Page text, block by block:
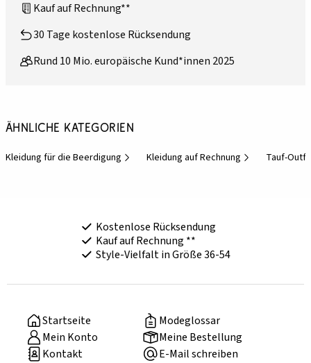
Kauf auf Rechnung**
30 Tage kostenlose Rücksendung
Rund 10 Mio. europäische Kund*innen 2025
Ähnliche Kategorien
Kleidung für die Beerdigung Kleidung auf Rechnung Tauf-
Kostenlose Rücksendung
Kauf auf Rechnung **
Style-Vielfalt in Größe 36-54
Startseite
Modeglossar
Mein Konto
Meine Bestellung
Kontakt
E-Mail schreiben